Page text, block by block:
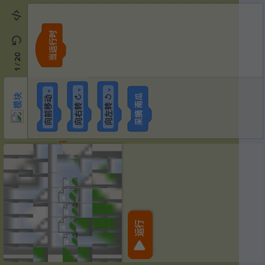
1
1
运行
模块
1
/
20
模块
向前移动
▼
向右转 ↻
▼
向左转 ↺
▼
采摘 南瓜
当运行时